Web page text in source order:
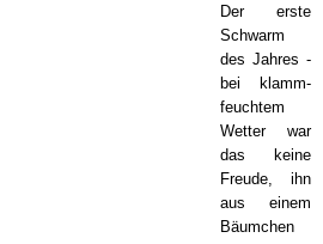
Der erste
Schwarm
des Jahres -
bei klamm-
feuchtem
Wetter war
das keine
Freude, ihn
aus einem
Bäumchen